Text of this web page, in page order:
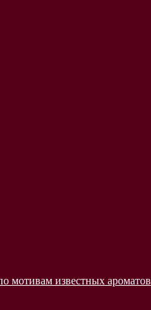
мотивам известных ароматов